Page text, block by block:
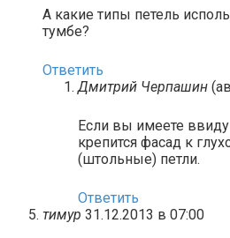
А какие типы петель
тумбе?
Ответить
Дмитрий Черпашин
Если вы имеете
крепится фасад к
(штольные) петли.
Ответить
тимур 31.12.2013 в 07:00